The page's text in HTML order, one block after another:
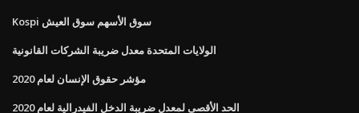
Kospi سوق الأسهم سوق العيش
الولايات المتحدة معدل ضريبة الشركات القانونية
مؤشر حقوق الإنسان لعام 2020
الحد الأقصى لمعدل ضريبة الدخل الفيدرالية لعام 2020